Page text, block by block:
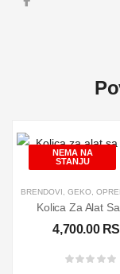
NEMA NA
STANJU
BRENDOVI GEKO
4,700.00